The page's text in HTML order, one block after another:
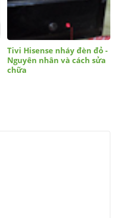
Tivi Hisense nháy đèn đỏ -
Nguyên nhân và cách sửa
chữa